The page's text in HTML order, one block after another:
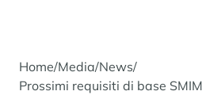
Home/Media/News/
Prossimi requisiti di base